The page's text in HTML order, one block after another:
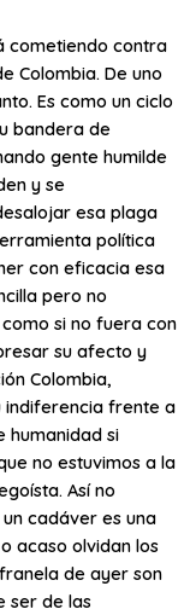
cometiendo contra
Colombia. De uno
Es como un ciclo
bandera de
gente humilde
y se
esa plaga
política
con eficacia esa
pero no
si no fuera con
su afecto y
Colombia,
indiferencia frente a
humanidad si
no estuvimos a la
Así no
cadáver es una
acaso olvidan los
de ayer son
ser de las